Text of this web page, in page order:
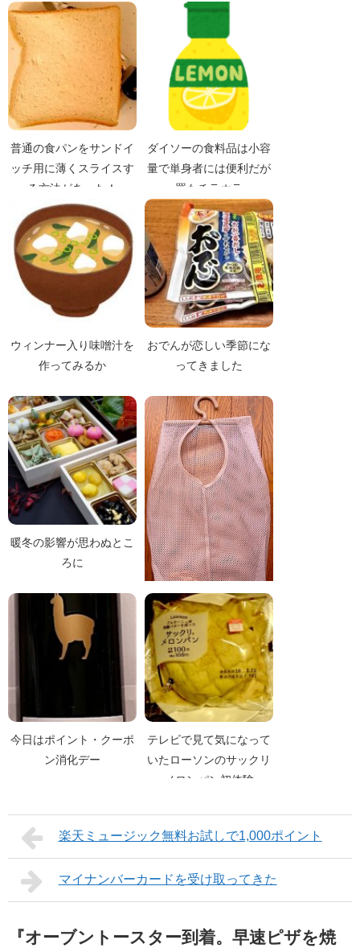
普通の食パンをサンドイ
ッチ用に薄くスライスす
る方法があった！
ダイソーの食料品は小容
量で単身者には便利だが
罠もチラホラ
ウィンナー入り味噌汁を
作ってみるか
おでんが恋しい季節にな
ってきました
暖冬の影響が思わぬとこ
ろに
退職後初の食材ロスト
今日はポイント・クーポ
ン消化デー
テレビで見て気になって
いたローソンのサックリ
メロンパン初体験
楽天ミュージック無料お試しで1,000ポイント
マイナンバーカードを受け取ってきた
『オーブントースター到着。早速ピザを焼